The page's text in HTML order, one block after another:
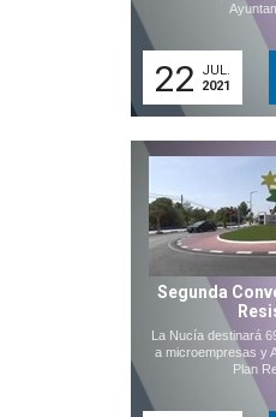
22
JUL.
2021
Segunda
La Nucía destinará
a microempresas y
Plan